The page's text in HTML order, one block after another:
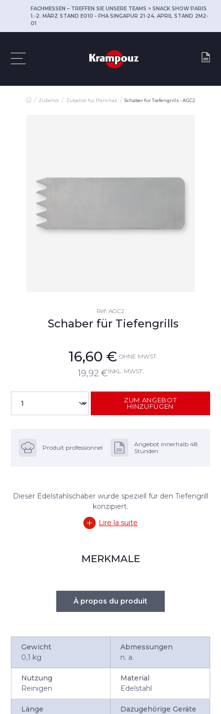
FACHMESSEN – TREFFEN SIE UNSERE TEAMS > SNACK SHOW PARIS
1.-2. MÄRZ STAND E010 • FHA SINGAPUR 21-24. APRIL STAND 2M2-
01
Zubehör Zubehör für Planchas Schaber für Tiefengrills - AGC2
Réf. AGC2
Schaber für Tiefengrills
16,60 € OHNE MWST.
19,92 €INKL. MWST.
ZUM ANGEBOT
HINZUFÜGEN
Produit professionnel
Angebot innerhalb 48
Stunden
Dieser Edelstahlschaber wurde speziell für den Tiefengrill
konzipiert.
Lire la suite
MERKMALE
À propos du produit
Gewicht
0,1 kg
Abmessungen
n. a.
Nutzung
Reinigen
Material
Edelstahl
Länge
Dazugehörige Geräte